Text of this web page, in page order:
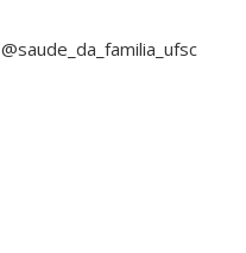
@saude_da_familia_ufsc